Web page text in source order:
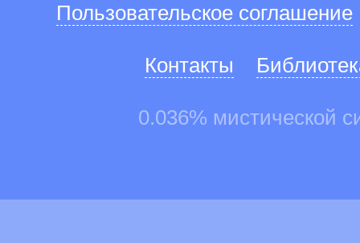
Пользовательское соглашение
Контакты
0.036% мистической